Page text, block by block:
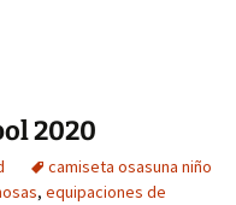
2020
camiseta osasuna niño
, equipaciones de